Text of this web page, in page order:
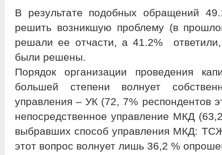
В результате подобных обращений
решить возникшую проблему (в
решали ее отчасти, а 41.2%
были решены.
Порядок организации проведения
большей степени волнует
управления – УК (72, 7% респондентов
непосредственное управление МКД
выбравших способ управления МКД:
этот вопрос волнует лишь 36,2 %